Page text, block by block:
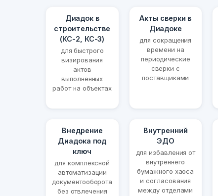
Диадок в
строительстве
(КС-2, КС-3)
для быстрого
визирования
актов
выполненных
работ на объектах
Акты сверки в
Диадоке
для сокращения
времени на
периодические
сверки с
поставщиками
Внедрение
Диадока под
ключ
для комплексной
автоматизации
документооборота
без отвлечения
Внутренний
ЭДО
для избавления от
внутреннего
бумажного хаоса
и согласования
между отделами